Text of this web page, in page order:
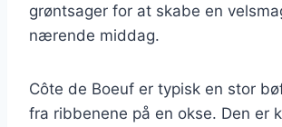
grøntsager for at skabe en
nærende middag.
Côte de Boeuf er typisk en stor
fra ribbenene på en okse. Den er